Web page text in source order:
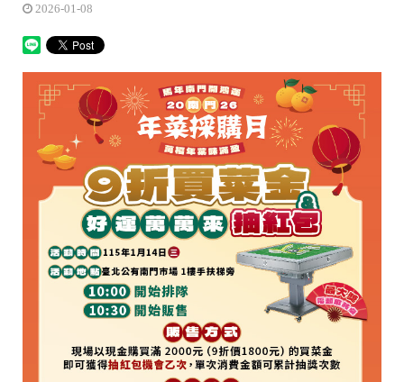
2026-01-08